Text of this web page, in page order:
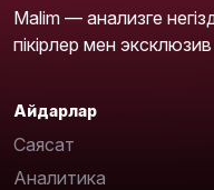
Malim — анализге
пікірлер мен
Айдарлар
Саясат
Аналитика